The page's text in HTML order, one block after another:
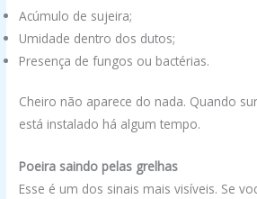
Acúmulo de sujeira;
Umidade dentro dos dutos;
Presença de fungos ou bactérias.
Cheiro não aparece do nada. Quando
está instalado há algum tempo.
Poeira saindo pelas grelhas
Esse é um dos sinais mais visíveis. Se